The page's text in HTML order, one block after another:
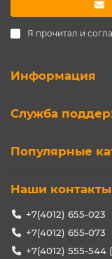
Я прочитал и
Информация
Служба
Популярные
Наши контакты
+7(4012) 655-023
+7(4012) 655-073
+7(4012) 555-